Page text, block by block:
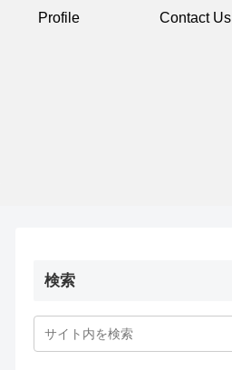
Profile Contact Us
検索